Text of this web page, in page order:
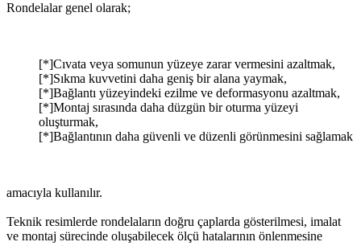
Rondelalar genel olarak;
[*]Cıvata veya somunun yüzeye zarar vermesini azaltmak,
[*]Sıkma kuvvetini daha geniş bir alana yaymak,
[*]Bağlantı yüzeyindeki ezilme ve deformasyonu azaltmak,
[*]Montaj sırasında daha düzgün bir oturma yüzeyi
oluşturmak,
[*]Bağlantının daha güvenli ve düzenli görünmesini sağlamak
amacıyla kullanılır.
Teknik resimlerde rondelaların doğru çaplarda gösterilmesi, imalat
ve montaj sürecinde oluşabilecek ölçü hatalarının önlenmesine